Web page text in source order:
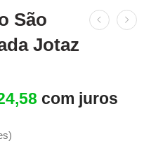
São
Jotaz
com juros